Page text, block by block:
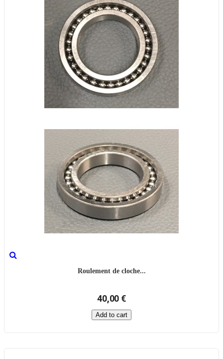
Roulement de cloche...
40,00 €
Add to cart